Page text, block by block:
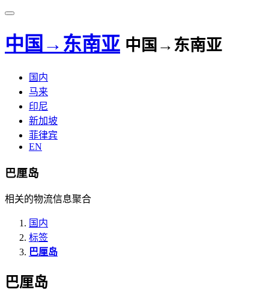
中国→东南亚 中国→东南亚
国内
马来
印尼
新加坡
菲律宾
EN
巴厘岛
相关的物流信息聚合
国内
标签
巴厘岛
巴厘岛